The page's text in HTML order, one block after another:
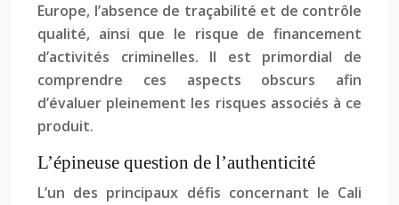
Europe, l’absence de traçabilité et de contrôle
qualité, ainsi que le risque de financement
d’activités criminelles. Il est primordial de
comprendre ces aspects obscurs afin
d’évaluer pleinement les risques associés à ce
produit.
L’épineuse question de l’authenticité
L’un des principaux défis concernant le Cali